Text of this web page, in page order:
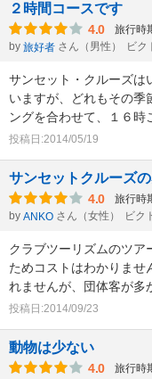
２時間コースです
4.0 旅行時
by 旅好者 さん（男性） ビク
サンセット・クルーズは
いますが、どれもその季
ングを合わせて、１６時
投稿日:2014/05/19
サンセットクルーズ
4.0 旅行時
by ANKO さん（女性） ビク
クラブツーリズムのツア
ためコストはわかりませ
れませんが、団体客が多
投稿日:2014/09/23
動物は少ない
4.0 旅行時